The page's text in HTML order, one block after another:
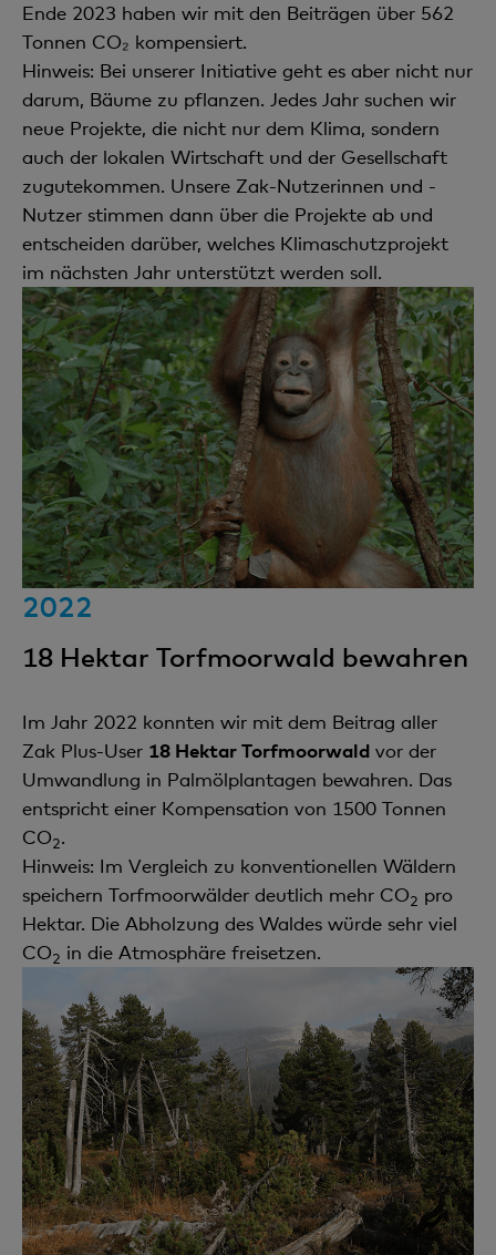
Ende 2023 haben wir mit den Beiträgen über 562
Tonnen CO₂ kompensiert.
Hinweis: Bei unserer Initiative geht es aber nicht nur
darum, Bäume zu pflanzen. Jedes Jahr suchen wir
neue Projekte, die nicht nur dem Klima, sondern
auch der lokalen Wirtschaft und der Gesellschaft
zugutekommen. Unsere Zak-Nutzerinnen und -
Nutzer stimmen dann über die Projekte ab und
entscheiden darüber, welches Klimaschutzprojekt
im nächsten Jahr unterstützt werden soll.
2022
18 Hektar Torfmoorwald bewahren
Im Jahr 2022 konnten wir mit dem Beitrag aller
Zak Plus-User 18 Hektar Torfmoorwald vor der
Umwandlung in Palmölplantagen bewahren. Das
entspricht einer Kompensation von 1500 Tonnen
CO2.
Hinweis: Im Vergleich zu konventionellen Wäldern
speichern Torfmoorwälder deutlich mehr CO2 pro
Hektar. Die Abholzung des Waldes würde sehr viel
CO2 in die Atmosphäre freisetzen.